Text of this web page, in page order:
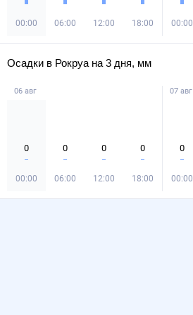
00:00 06:00 12:00 18:00 00:00
Осадки в Рокруа на 3 дня, мм
06 авг
0
00:00
0
06:00
0
12:00
0
18:00
07 авг
0
00:00